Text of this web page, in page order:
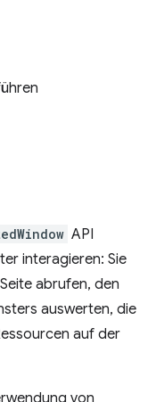
API
interagieren: Sie
abrufen, den
auswerten, die
auf der
von